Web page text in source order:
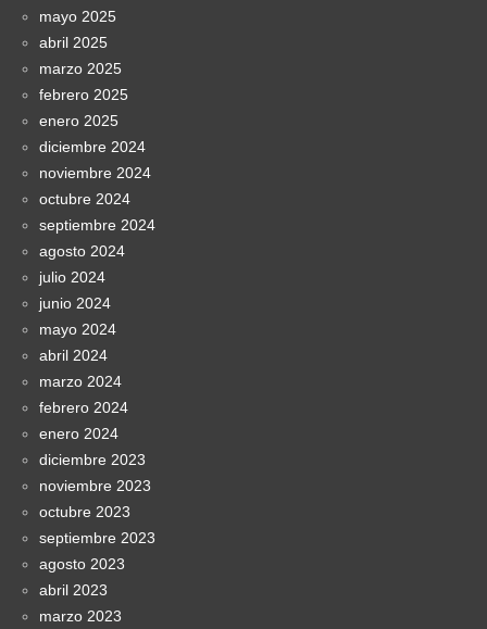
mayo 2025
abril 2025
marzo 2025
febrero 2025
enero 2025
diciembre 2024
noviembre 2024
octubre 2024
septiembre 2024
agosto 2024
julio 2024
junio 2024
mayo 2024
abril 2024
marzo 2024
febrero 2024
enero 2024
diciembre 2023
noviembre 2023
octubre 2023
septiembre 2023
agosto 2023
abril 2023
marzo 2023